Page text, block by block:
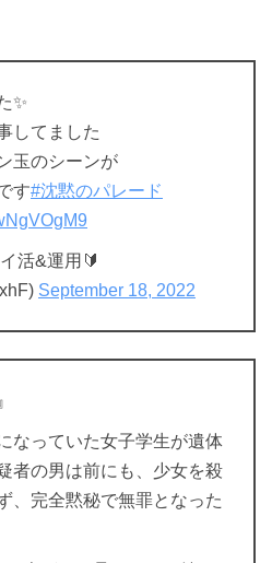
✨
してました
玉のシーンが
す#沈黙のパレード
活&運用🔰
September 18, 2022
なっていた女子学生が遺体
者の男は前にも、少女を殺
、完全黙秘で無罪となった